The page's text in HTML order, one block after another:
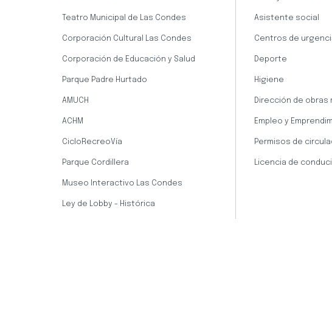
Teatro Municipal de Las Condes
Corporación Cultural Las Condes
Corporación de Educación y Salud
Parque Padre Hurtado
AMUCH
ACHM
CicloRecreoVía
Parque Cordillera
Museo Interactivo Las Condes
Ley de Lobby - Histórica
Asistente social
Centros de
Deporte
Higiene
Dirección de obras
Empleo y
Permisos de
Licencia de